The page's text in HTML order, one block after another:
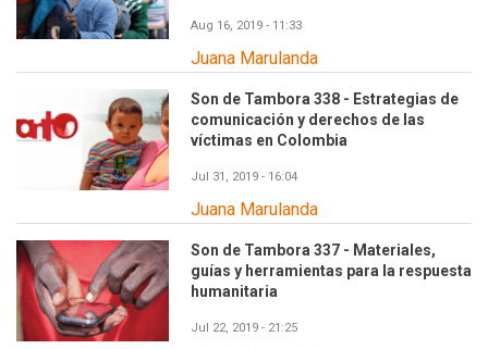
Aug 16, 2019 - 11:33
Juana Marulanda
Son de Tambora 338 - Estrategias de
comunicación y derechos de las
víctimas en Colombia
Jul 31, 2019 - 16:04
Juana Marulanda
Son de Tambora 337 - Materiales,
guías y herramientas para la respuesta
humanitaria
Jul 22, 2019 - 21:25